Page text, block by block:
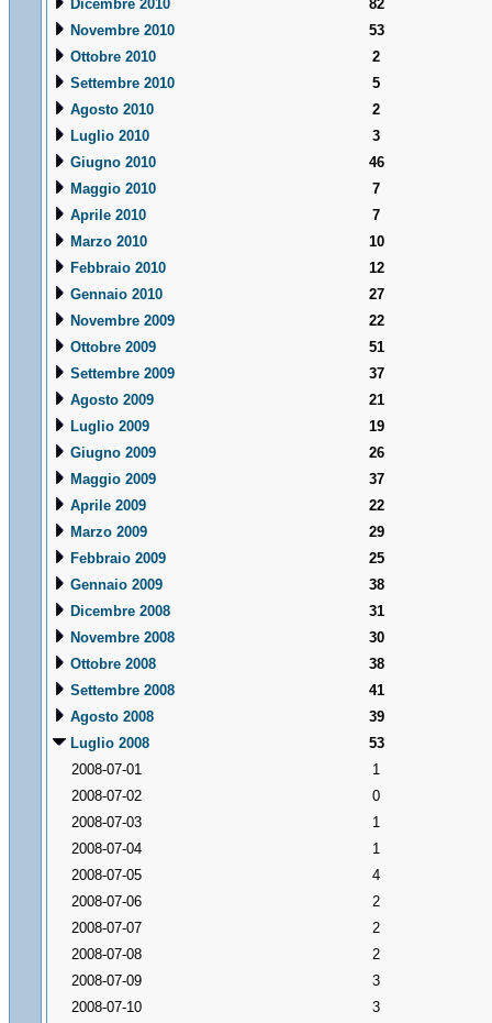
Dicembre 2010
82
Novembre 2010
53
Ottobre 2010
2
Settembre 2010
5
Agosto 2010
2
Luglio 2010
3
Giugno 2010
46
Maggio 2010
7
Aprile 2010
7
Marzo 2010
10
Febbraio 2010
12
Gennaio 2010
27
Novembre 2009
22
Ottobre 2009
51
Settembre 2009
37
Agosto 2009
21
Luglio 2009
19
Giugno 2009
26
Maggio 2009
37
Aprile 2009
22
Marzo 2009
29
Febbraio 2009
25
Gennaio 2009
38
Dicembre 2008
31
Novembre 2008
30
Ottobre 2008
38
Settembre 2008
41
Agosto 2008
39
Luglio 2008
53
2008-07-01
1
2008-07-02
0
2008-07-03
1
2008-07-04
1
2008-07-05
4
2008-07-06
2
2008-07-07
2
2008-07-08
2
2008-07-09
3
2008-07-10
3